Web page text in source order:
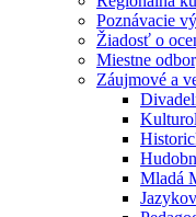
Poznávacie
Žiadosť o
Miestne
Záujmové a
Mladá